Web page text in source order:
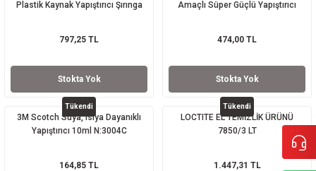
Plastik Kaynak Yapıştırıcı Şırınga
797,25 TL
Stokta Yok
Amaçlı Süper Güçlü Yapıştırıcı
474,00 TL
Stokta Yok
Tükendi
3M Scotch Suya, Isıya Dayanıklı
Yapıştırıcı 10ml N:3004C
164,85 TL
Tükendi
LOCTITE EL TEMİZLİK ÜRÜNÜ
7850/3 LT
1.447,31 TL